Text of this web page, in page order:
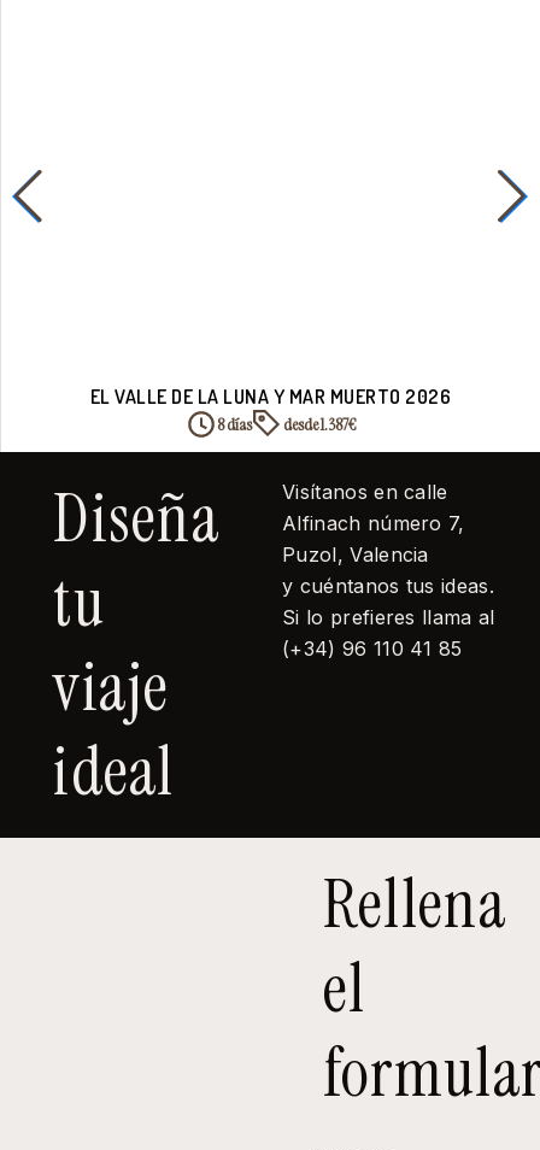
EL VALLE DE LA LUNA Y MAR MUERTO 2026
8 días desde 1.387€
Diseña
tu
viaje
ideal
Visítanos en calle
Alfinach número 7,
Puzol, Valencia
y cuéntanos tus ideas.
Si lo prefieres llama al
(+34) 96 110 41 85
Rellena
el